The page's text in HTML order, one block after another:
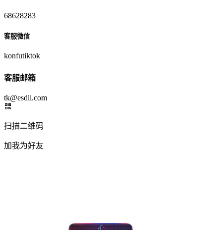
68628283
客服微信
konfutiktok
客服邮箱
tk@esdli.com
扫描二维码
加我为好友